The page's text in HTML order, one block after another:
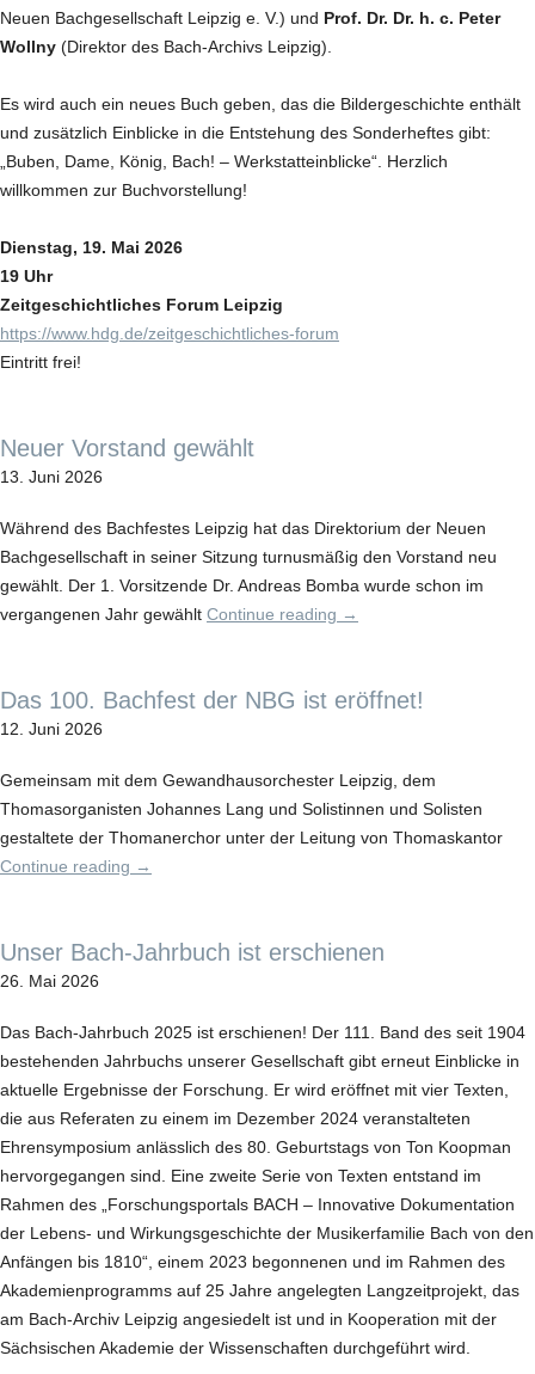
Neuen Bachgesellschaft Leipzig e. V.) und Prof. Dr. Dr. h. c. Peter
Wollny (Direktor des Bach-Archivs Leipzig).
Es wird auch ein neues Buch geben, das die Bildergeschichte enthält
und zusätzlich Einblicke in die Entstehung des Sonderheftes gibt:
„Buben, Dame, König, Bach! – Werkstatteinblicke“. Herzlich
willkommen zur Buchvorstellung!
Dienstag, 19. Mai 2026
19 Uhr
Zeitgeschichtliches Forum Leipzig
https://www.hdg.de/zeitgeschichtliches-forum
Eintritt frei!
Neuer Vorstand gewählt
13. Juni 2026
Während des Bachfestes Leipzig hat das Direktorium der Neuen
Bachgesellschaft in seiner Sitzung turnusmäßig den Vorstand neu
gewählt. Der 1. Vorsitzende Dr. Andreas Bomba wurde schon im
vergangenen Jahr gewählt Continue reading →
Das 100. Bachfest der NBG ist eröffnet!
12. Juni 2026
Gemeinsam mit dem Gewandhausorchester Leipzig, dem
Thomasorganisten Johannes Lang und Solistinnen und Solisten
gestaltete der Thomanerchor unter der Leitung von Thomaskantor
Continue reading →
Unser Bach-Jahrbuch ist erschienen
26. Mai 2026
Das Bach-Jahrbuch 2025 ist erschienen! Der 111. Band des seit 1904
bestehenden Jahrbuchs unserer Gesellschaft gibt erneut Einblicke in
aktuelle Ergebnisse der Forschung. Er wird eröffnet mit vier Texten,
die aus Referaten zu einem im Dezember 2024 veranstalteten
Ehrensymposium anlässlich des 80. Geburtstags von Ton Koopman
hervorgegangen sind. Eine zweite Serie von Texten entstand im
Rahmen des „Forschungsportals BACH – Innovative Dokumentation
der Lebens- und Wirkungsgeschichte der Musikerfamilie Bach von den
Anfängen bis 1810“, einem 2023 begonnenen und im Rahmen des
Akademienprogramms auf 25 Jahre angelegten Langzeitprojekt, das
am Bach-Archiv Leipzig angesiedelt ist und in Kooperation mit der
Sächsischen Akademie der Wissenschaften durchgeführt wird.